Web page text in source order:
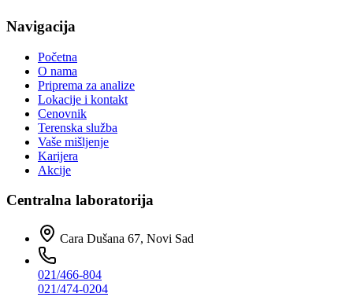
Navigacija
Početna
O nama
Priprema za analize
Lokacije i kontakt
Cenovnik
Terenska služba
Vaše mišljenje
Karijera
Akcije
Centralna laboratorija
Cara Dušana 67, Novi Sad
021/466-804
021/474-0204